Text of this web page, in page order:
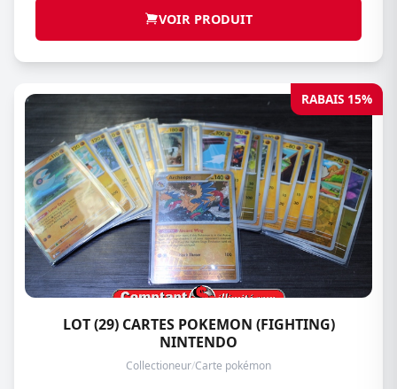
VOIR PRODUIT
RABAIS 15%
LOT (29) CARTES POKEMON (FIGHTING)
NINTENDO
Collectioneur/Carte pokémon